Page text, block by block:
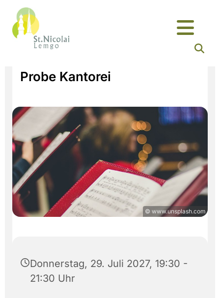
Probe Kantorei
© www.unsplash.com
Donnerstag, 29. Juli 2027, 19:30 -
21:30 Uhr